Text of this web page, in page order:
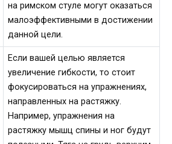
на римском стуле могут оказаться
малоэффективными в достижении
данной цели.
Если вашей целью является
увеличение гибкости, то стоит
фокусироваться на упражнениях,
направленных на растяжку.
Например, упражнения на
растяжку мышц спины и ног будут